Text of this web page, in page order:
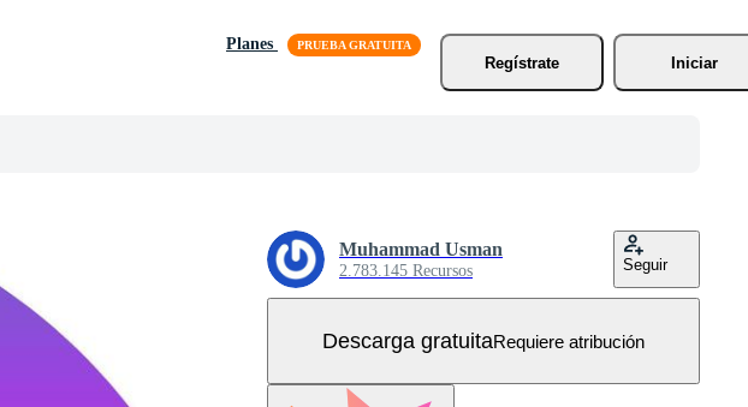
Planes
Regístrate
Iniciar
Muhammad Usman
2.783.145 Recursos Seguir
Descarga gratuitaRequiere atribución